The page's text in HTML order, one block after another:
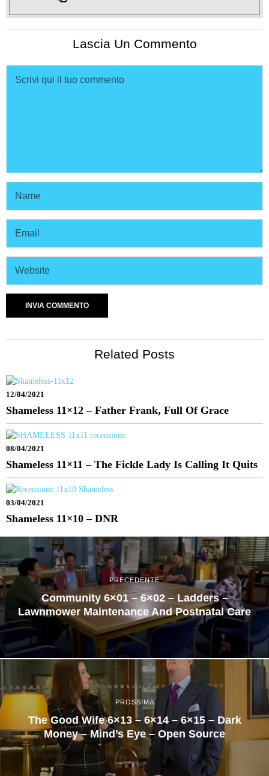
Lascia Un Commento
Related Posts
12/04/2021
Shameless 11×12 – Father Frank, Full Of Grace
08/04/2021
Shameless 11×11 – The Fickle Lady Is Calling It Quits
03/04/2021
Shameless 11×10 – DNR
PRECEDENTE
Community 6×01 – 6×02 – Ladders –
Lawnmower Maintenance And Postnatal Care
PROSSIMA
The Good Wife 6×13 – 6×14 – 6×15 – Dark
Money – Mind’s Eye – Open Source